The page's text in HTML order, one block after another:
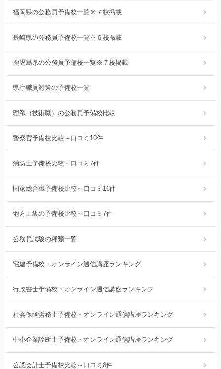
福岡県の公務員予備校一覧※７校掲載
長崎県の公務員予備校一覧※６校掲載
鹿児島県の公務員予備校一覧※７校掲載
県庁職員対策の予備校一覧
理系（技術職）の公務員予備校比較
警察官予備校比較～口コミ10件
消防士予備校比較～口コミ7件
国家総合職予備校比較～口コミ16件
地方上級の予備校比較～口コミ7件
公務員試験の種類一覧
宅建予備校・オンライン通信講座ランキング
行政書士予備校・オンライン通信講座ランキング
社会保険労務士予備校・オンライン通信講座ランキング
中小企業診断士予備校・オンライン通信講座ランキング
公認会計士予備校比較～口コミ8件